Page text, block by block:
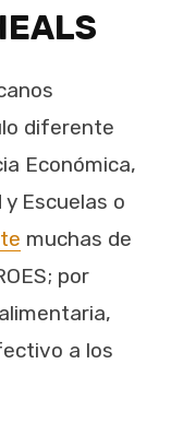
diferente
Económica,
Escuelas o
muchas de
por
a los